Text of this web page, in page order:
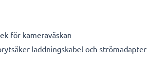
för kameraväskan
laddningskabel och strömadapter